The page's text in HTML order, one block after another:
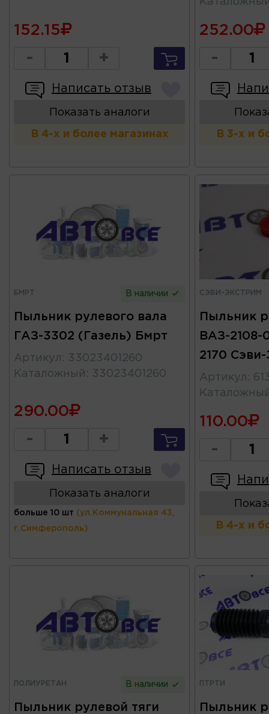
152.15
- +
Написать отзыв
Показать аналоги
В 4-х и более магазинах
252.00
-
В 3-х и
БМРТ В наличии
Пыльник рулевого вала
ГАЗ-3302 (Газель) Бмрт
Артикул : 33023401260
Каталожный : 33023401260
290.00
- +
Написать отзыв
Показать аналоги
больше 10 шт (ул.Коммунальная 43,
г.Симферополь)
СЭВИ-ЭКСТРИМ
Пыльник
ВАЗ-2108-
2170
Артикул :
110.00
-
В 4-х и
ПОЛИУРЕТАН В наличии
Пыльник рулевой тяги
ПТРТИ
Пыльник